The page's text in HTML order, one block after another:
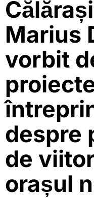
Marius
vorbit
despre
de
orașul